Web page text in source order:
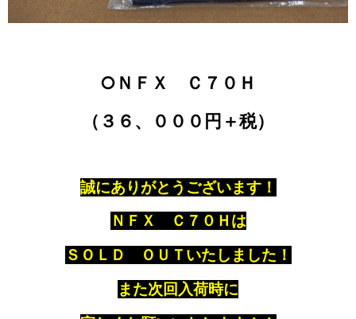
○ＮＦＸ Ｃ７０Ｈ
（３６、０００円＋税）
誠にありがとうございます！
ＮＦＸ Ｃ７０Ｈは
ＳＯＬＤ ＯＵＴいたしました！
また次回入荷時に